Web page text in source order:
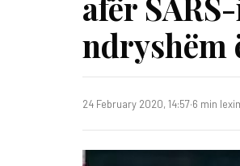
ndryshëm
24 February 2020, 14:57·6 min